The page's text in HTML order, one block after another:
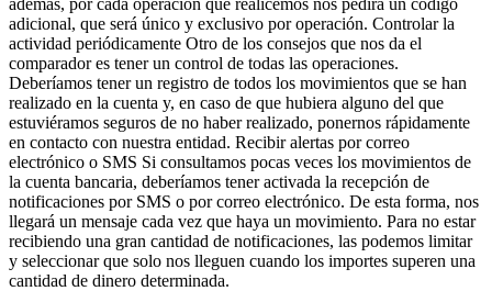
adicional, que será único y exclusivo por operación. Controlar la
actividad periódicamente Otro de los consejos que nos da el
comparador es tener un control de todas las operaciones.
Deberíamos tener un registro de todos los movimientos que se han
realizado en la cuenta y, en caso de que hubiera alguno del que
estuviéramos seguros de no haber realizado, ponernos rápidamente
en contacto con nuestra entidad. Recibir alertas por correo
electrónico o SMS Si consultamos pocas veces los movimientos de
la cuenta bancaria, deberíamos tener activada la recepción de
notificaciones por SMS o por correo electrónico. De esta forma, nos
llegará un mensaje cada vez que haya un movimiento. Para no estar
recibiendo una gran cantidad de notificaciones, las podemos limitar
y seleccionar que solo nos lleguen cuando los importes superen una
cantidad de dinero determinada.